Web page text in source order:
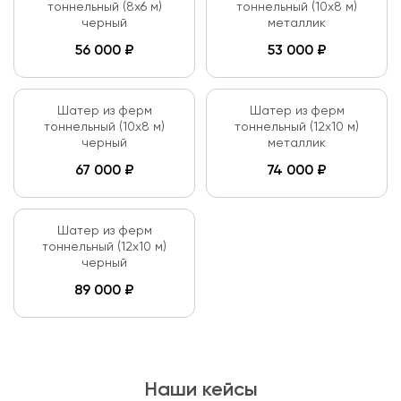
тоннельный (8х6 м)
черный
56 000₽
тоннельный (10х8 м)
металлик
53 000₽
Шатер из ферм
тоннельный (10х8 м)
черный
67 000₽
Шатер из ферм
тоннельный (12х10 м)
металлик
74 000 ₽
Шатер из ферм
тоннельный (12х10 м)
черный
89 000 ₽
Наши кейсы